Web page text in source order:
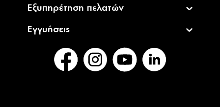
Εξυπηρέτηση πελατών
Εγγυήσεις